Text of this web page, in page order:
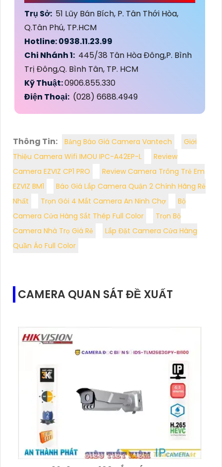
Trụ Sở: 51 Lũy Bán Bích, P. Tân Thới Hòa,
Q.Tân Phú, TP.HCM
Hotline: 0938.11.23.99
Chi Nhánh 1: 445/38 Tân Hòa Đông,P. Bình
Trị Đông,Q. Bình Tân, TP. HCM
Kỹ Thuật:0906.855.330
Điện Thoại: (028) 6688.4949
Thông Tin: Bảng Báo Giá Camera Vantech
Giới
Thiệu Camera Wifi IMOU IPC-A42EP-L
Review
Camera EZVIZ CP1 PRO
Review Camera Trông Trẻ Em
EZVIZ BM1
Báo Giá Lắp Camera Quận 2 Chính Hãng Rẻ
Nhất
Trọn Gói 4 Mắt Camera An Ninh Chợ
Bộ
Camera Cửa Hàng Sắt Thép Full Color
Trọn Bộ
Camera Nhà Trọ Giá Rẻ
Lắp Đặt Camera Cửa Hàng
Quần Áo Full Color
CAMERA QUAN SÁT ĐỀ XUẤT